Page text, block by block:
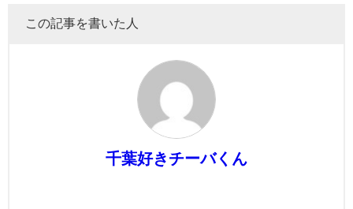
この記事を書いた人
千葉好きチーバくん